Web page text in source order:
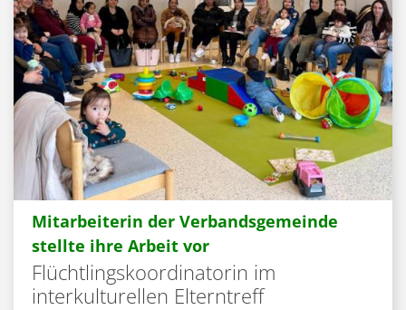
Mitarbeiterin der Verbandsgemeinde
stellte ihre Arbeit vor:
Flüchtlingskoordinatorin im
interkulturellen Elterntreff